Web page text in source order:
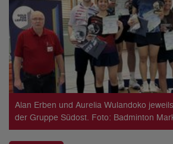
Alan Erben und Aurelia Wulandoko
der Gruppe Südost. Foto: Badminton